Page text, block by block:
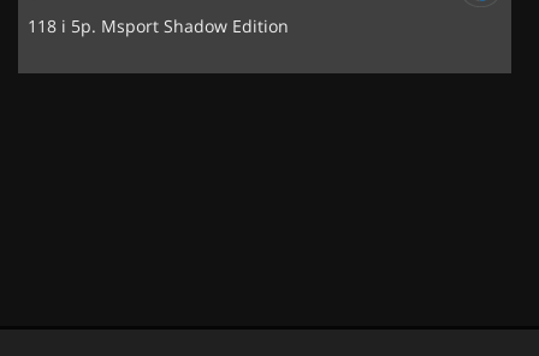
118 i 5p. Msport Shadow Edition